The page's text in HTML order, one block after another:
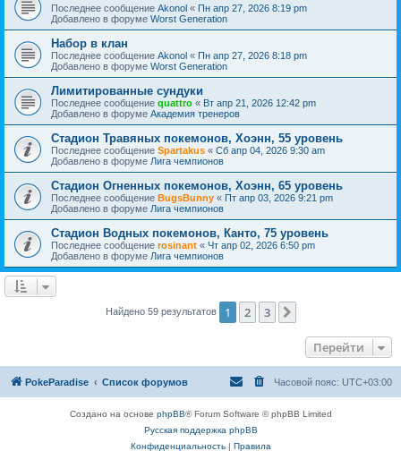
Последнее сообщение Akonol « Пн апр 27, 2026 8:19 pm
Добавлено в форуме Worst Generation
Набор в клан
Последнее сообщение Akonol « Пн апр 27, 2026 8:18 pm
Добавлено в форуме Worst Generation
Лимитированные сундуки
Последнее сообщение quattro « Вт апр 21, 2026 12:42 pm
Добавлено в форуме Академия тренеров
Стадион Травяных покемонов, Хоэнн, 55 уровень
Последнее сообщение Spartakus « Сб апр 04, 2026 9:30 am
Добавлено в форуме Лига чемпионов
Стадион Огненных покемонов, Хоэнн, 65 уровень
Последнее сообщение BugsBunny « Пт апр 03, 2026 9:21 pm
Добавлено в форуме Лига чемпионов
Стадион Водных покемонов, Канто, 75 уровень
Последнее сообщение rosinant « Чт апр 02, 2026 6:50 pm
Добавлено в форуме Лига чемпионов
Найдено 59 результатов 1 2 3
Перейти
PokeParadise Список форумов Часовой пояс: UTC+03:00
Создано на основе phpBB® Forum Software © phpBB Limited
Русская поддержка phpBB
Конфиденциальность| Правила